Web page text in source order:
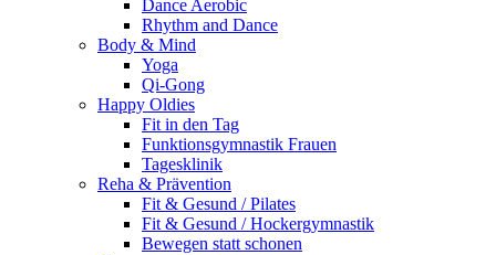
Dance Aerobic
Rhythm and Dance
Body & Mind
Yoga
Qi-Gong
Happy Oldies
Fit in den Tag
Funktionsgymnastik Frauen
Tagesklinik
Reha & Prävention
Fit & Gesund / Pilates
Fit & Gesund / Hockergymnastik
Bewegen statt schonen